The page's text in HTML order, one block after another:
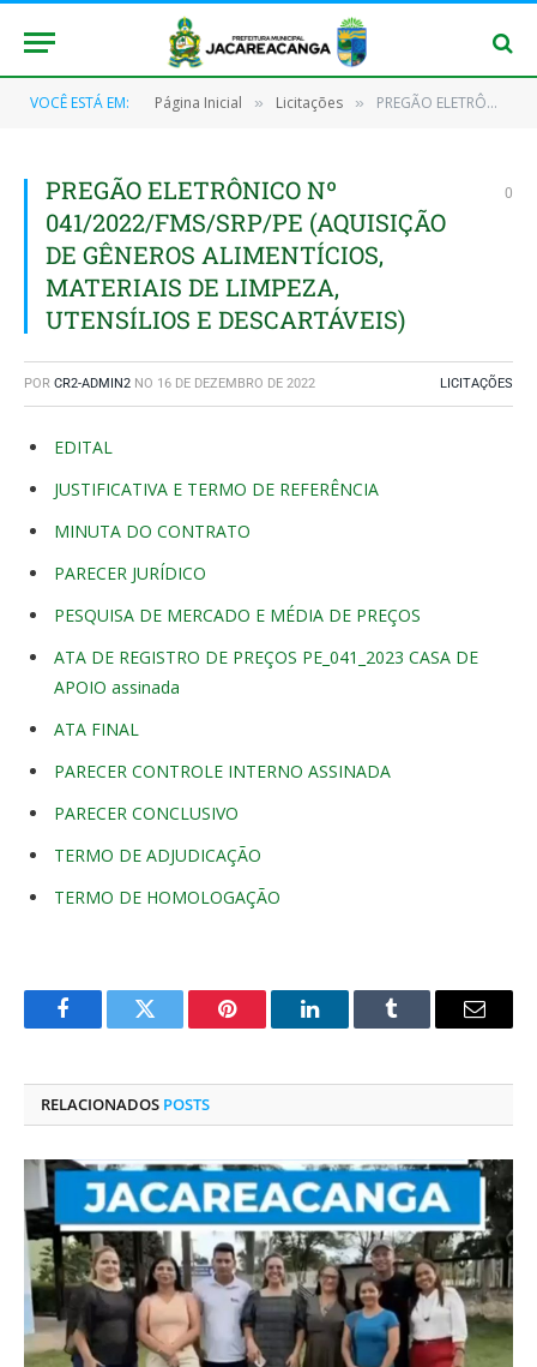
VOCÊ ESTÁ EM: Página Inicial » Licitações » PREGÃO ELETRÔNICO Nº 041/2022/FMS/SRP/PE (AQUISIÇÃO DE GÊNEROS ALIMENTÍCIOS, MATERIAIS DE LIMPEZA, UTENSÍLIOS E DESCARTÁVEIS)
PREGÃO ELETRÔNICO Nº
041/2022/FMS/SRP/PE (AQUISIÇÃO
DE GÊNEROS ALIMENTÍCIOS,
MATERIAIS DE LIMPEZA,
UTENSÍLIOS E DESCARTÁVEIS)
0
POR CR2-ADMIN2 NO 16 DE DEZEMBRO DE 2022 LICITAÇÕES
EDITAL
JUSTIFICATIVA E TERMO DE REFERÊNCIA
MINUTA DO CONTRATO
PARECER JURÍDICO
PESQUISA DE MERCADO E MÉDIA DE PREÇOS
ATA DE REGISTRO DE PREÇOS PE_041_2023 CASA DE
APOIO assinada
ATA FINAL
PARECER CONTROLE INTERNO ASSINADA
PARECER CONCLUSIVO
TERMO DE ADJUDICAÇÃO
TERMO DE HOMOLOGAÇÃO
FacebookTwitter Pinterest O
Tumblr
E-
RELACIONADOS POSTS